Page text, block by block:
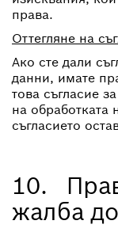
права.
Оттегляне на
Ако сте дали
данни, имате
това съгласие
на обработката
съгласието
10.
жалба